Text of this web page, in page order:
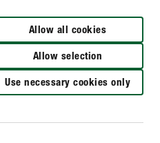
Allow all cookies
Allow selection
Use necessary cookies only